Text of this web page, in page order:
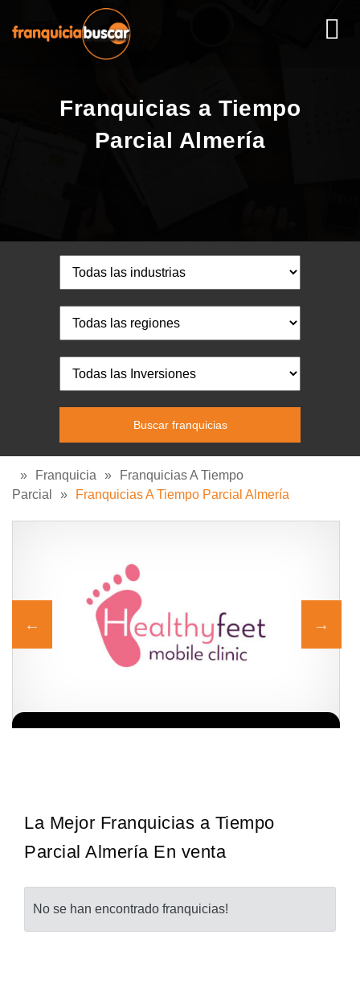
Franquicias a Tiempo
Parcial Almería
» Franquicia »
Franquicias A Tiempo
Parcial
» Franquicias A Tiempo Parcial Almería
La Mejor Franquicias a Tiempo
Parcial Almería En venta
No se han encontrado franquicias!